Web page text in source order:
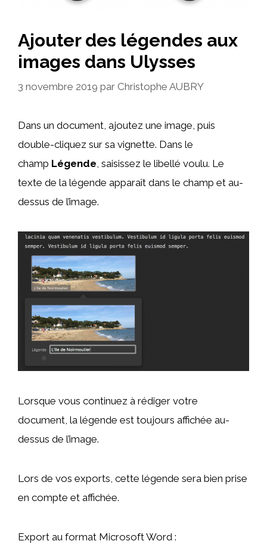
Ajouter des légendes aux
images dans Ulysses
3 novembre 2019 par Christophe AUBRY
Dans un document, ajoutez une image, puis
double-cliquez sur sa vignette. Dans le
champ Légende, saisissez le libellé voulu. Le
texte de la légende apparaît dans le champ et au-
dessus de l’image.
Lorsque vous continuez à rédiger votre
document, la légende est toujours affichée au-
dessus de l’image.
Lors de vos exports, cette légende sera bien prise
en compte et affichée.
Export au format Microsoft Word :